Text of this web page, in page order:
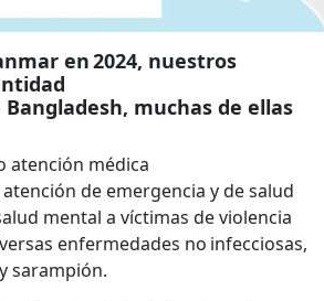
en 2024, nuestros
muchas de ellas
atención médica
de emergencia y de salud
mental a víctimas de violencia
enfermedades no infecciosas,
sarampión.